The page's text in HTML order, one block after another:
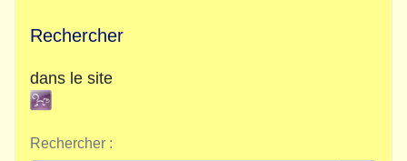
Rechercher
dans le site
Rechercher :